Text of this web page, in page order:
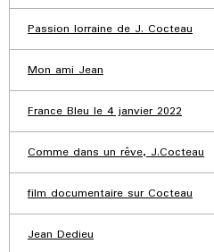
Passion lorraine de J. Cocteau
Mon ami Jean
France Bleu le 4 janvier 2022
Comme dans un rêve, J.Cocteau
film documentaire sur Cocteau
Jean Dedieu